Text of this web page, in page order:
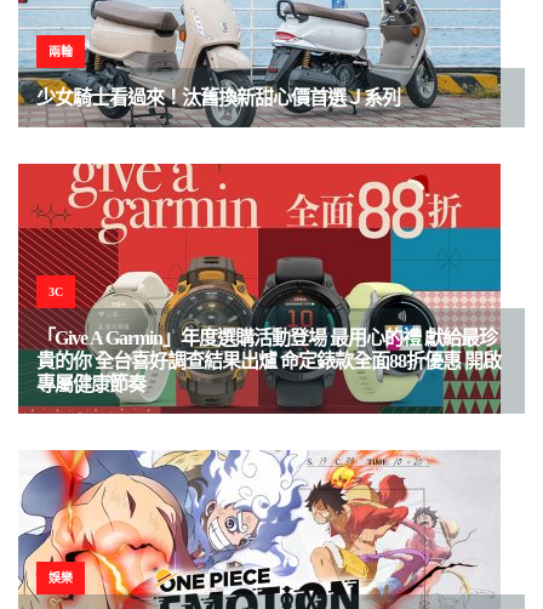
兩輪
少女騎士看過來！汰舊換新甜心價首選Ｊ系列
3C
「Give A Garmin」年度選購活動登場 最用心的禮 獻給最珍
貴的你 全台喜好調查結果出爐 命定錶款全面88折優惠 開啟
專屬健康節奏
娛樂